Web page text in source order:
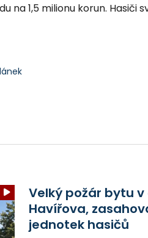
na 1,5 milionu korun. Hasiči
Velký požár bytu
Havířova,
jednotek hasičů